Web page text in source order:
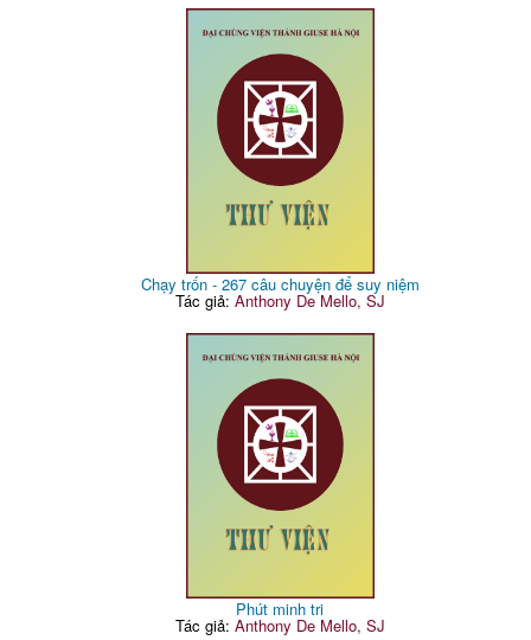
Chạy trốn - 267 câu chuyện để suy niệm
Tác giả: Anthony De Mello, SJ
Phút minh tri
Tác giả: Anthony De Mello, SJ